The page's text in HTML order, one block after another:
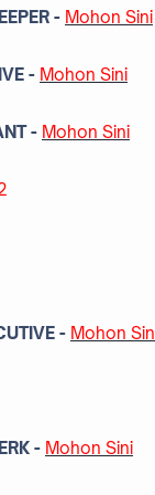
- Mohon Sini
- Mohon Sini
- Mohon Sini
- Mohon
- Mohon Sini